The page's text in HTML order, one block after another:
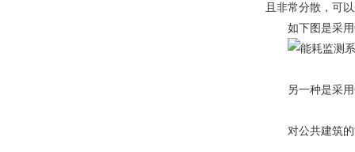
且非常分散，可
如下图是采用
另一种是采用
对公共建筑的